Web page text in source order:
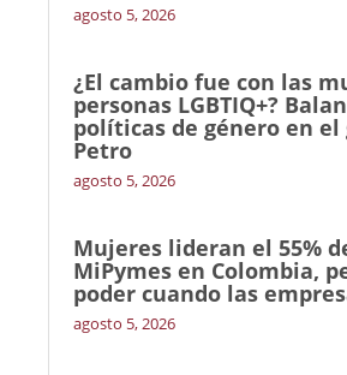
agosto 5, 2026
¿El cambio fue con las
personas LGBTIQ+?
políticas de género en el
Petro
agosto 5, 2026
Mujeres lideran el 55%
MiPymes en Colombia,
poder cuando las
agosto 5, 2026